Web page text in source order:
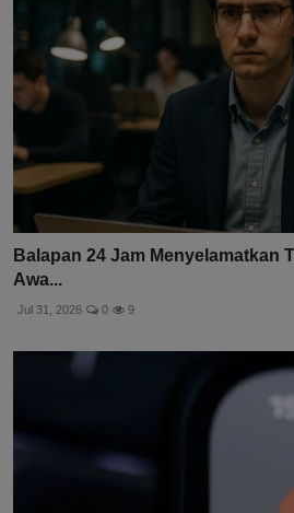
Balapan 24 Jam Menyelamatkan
Awa...
Jul 31, 2026 0 9